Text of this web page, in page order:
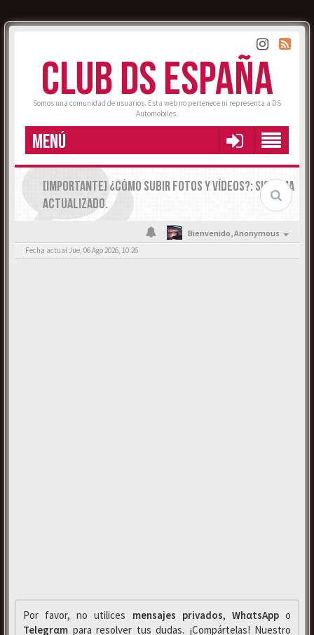
CLUB DS ESPAÑA
Somos una comunidad de usuarios. Esta web no pertenece ni representa a DS
Automobiles.
MENÚ
[IMPORTANTE] ¿CÓMO SUBIR FOTOS Y VÍDEOS?: SISTEMA
ACTUALIZADO.
Bienvenido,Anonymous
Fecha actual Jue, 06 Ago 2026, 10:26
Por favor, no utilices mensajes privados, WhαtsAppo
Telegrαm para resolver tus dudas. ¡Compártelas! Nuestro